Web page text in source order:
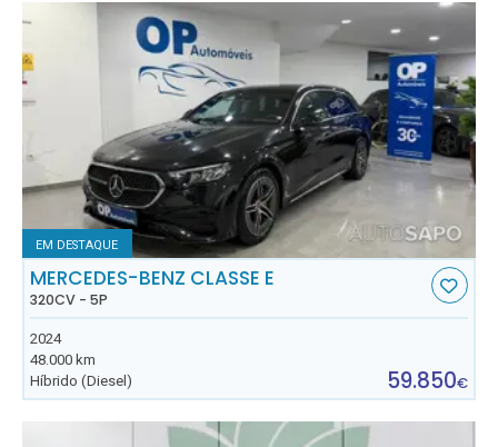
EM DESTAQUE
MERCEDES-BENZ CLASSE E
320CV - 5P
2024
48.000 km
Híbrido (Diesel)
59.850€